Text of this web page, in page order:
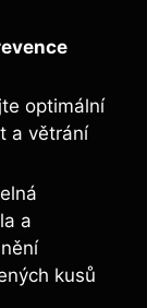
optimální
a větrání
a
kusů